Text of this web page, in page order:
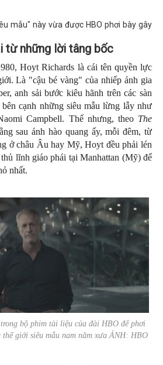
mẫu" này vừa được HBO phơi bày gây
từ những lời tâng bốc
Hoyt Richards là cái tên quyền lực
Là "cậu bé vàng" của nhiếp ảnh gia
anh sải bước kiêu hãnh trên các sàn
cạnh những siêu mẫu lừng lẫy như
Campbell. Thế nhưng, theo The
sau ánh hào quang ấy, mỗi đêm, từ
ở châu Âu hay Mỹ, Hoyt đều phải lén
lĩnh giáo phái tại Manhattan (Mỹ) để
nhất.
bộ phim tài liệu của đài HBO để phơi
thế giới siêu mẫu nam năm xưa ẢNH: HBO